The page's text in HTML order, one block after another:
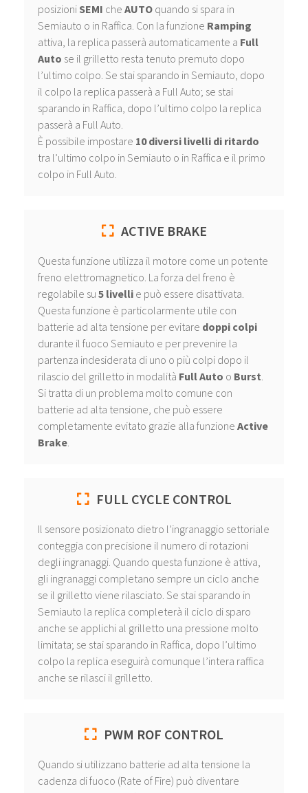
posizioni SEMI che AUTO quando si spara in
Semiauto o in Raffica. Con la funzione Ramping
attiva, la replica passerà automaticamente a Full
Auto se il grilletto resta tenuto premuto dopo
l’ultimo colpo. Se stai sparando in Semiauto, dopo
il colpo la replica passerà a Full Auto; se stai
sparando in Raffica, dopo l’ultimo colpo la replica
passerà a Full Auto.
È possibile impostare 10 diversi livelli di ritardo
tra l’ultimo colpo in Semiauto o in Raffica e il primo
colpo in Full Auto.
ACTIVE BRAKE
Questa funzione utilizza il motore come un potente
freno elettromagnetico. La forza del freno è
regolabile su 5 livelli e può essere disattivata.
Questa funzione è particolarmente utile con
batterie ad alta tensione per evitare doppi colpi
durante il fuoco Semiauto e per prevenire la
partenza indesiderata di uno o più colpi dopo il
rilascio del grilletto in modalità Full Auto o Burst
Si tratta di un problema molto comune con
batterie ad alta tensione, che può essere
completamente evitato grazie alla funzione Active
Brake
FULL CYCLE CONTROL
Il sensore posizionato dietro l’ingranaggio settoriale
conteggia con precisione il numero di rotazioni
degli ingranaggi. Quando questa funzione è attiva,
gli ingranaggi completano sempre un ciclo anche
se il grilletto viene rilasciato. Se stai sparando in
Semiauto la replica completerà il ciclo di sparo
anche se applichi al grilletto una pressione molto
limitata; se stai sparando in Raffica, dopo l’ultimo
colpo la replica eseguirà comunque l’intera raffica
anche se rilasci il grilletto.
PWM ROF CONTROL
Quando si utilizzano batterie ad alta tensione la
cadenza di fuoco (Rate of Fire) può diventare